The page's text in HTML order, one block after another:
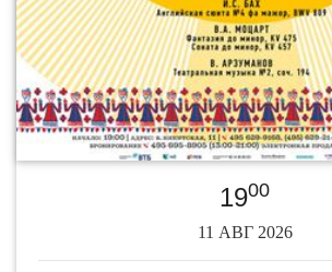
1900
11 АВГ 2026